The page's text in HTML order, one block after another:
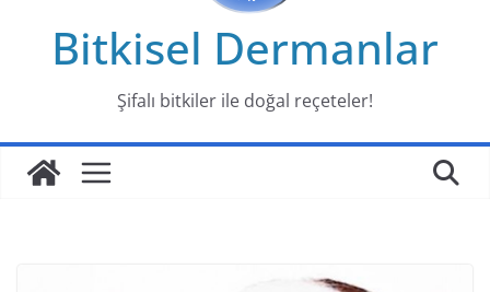
Bitkisel Dermanlar
Şifalı bitkiler ile doğal reçeteler!